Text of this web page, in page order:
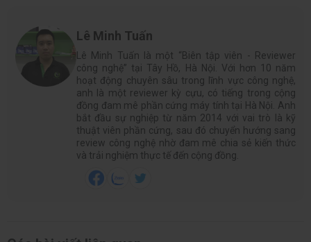
Lê Minh Tuấn
Lê Minh Tuấn là một “Biên tập viên - Reviewer
công nghệ” tại Tây Hồ, Hà Nội. Với hơn 10 năm
hoạt động chuyên sâu trong lĩnh vực công nghệ,
anh là một reviewer kỳ cựu, có tiếng trong cộng
đồng đam mê phần cứng máy tính tại Hà Nội. Anh
bắt đầu sự nghiệp từ năm 2014 với vai trò là kỹ
thuật viên phần cứng, sau đó chuyển hướng sang
review công nghệ nhờ đam mê chia sẻ kiến thức
và trải nghiệm thực tế đến cộng đồng.